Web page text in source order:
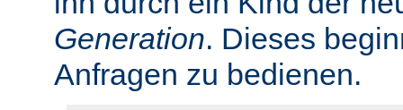
Generation. Dieses
Anfragen zu bedienen.